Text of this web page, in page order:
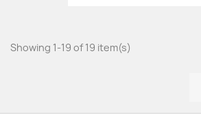
Showing 1-19 of 19 item(s)